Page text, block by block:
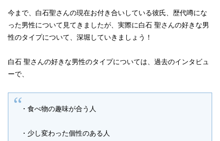
今まで、白石聖さんの現在お付き合いしている彼氏、歴代噂にな
った男性について見てきましたが、実際に白石 聖さんの好きな男
性のタイプについて、深堀していきましょう！
白石 聖さんの好きな男性のタイプについては、過去のインタビュ
ーで、
・食べ物の趣味が合う人
・少し変わった個性のある人